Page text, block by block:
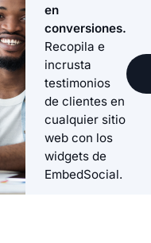
en
conversiones.
Recopila e
incrusta
testimonios
de clientes en
cualquier sitio
web con los
widgets de
EmbedSocial.